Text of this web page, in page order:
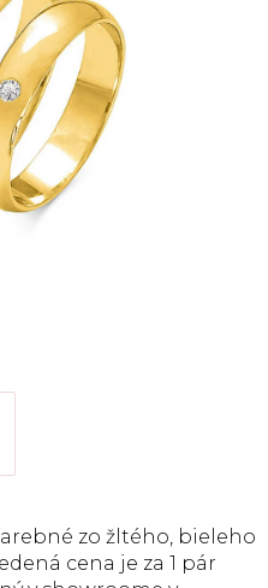
zo žltého, bieleho
cena je za 1 pár